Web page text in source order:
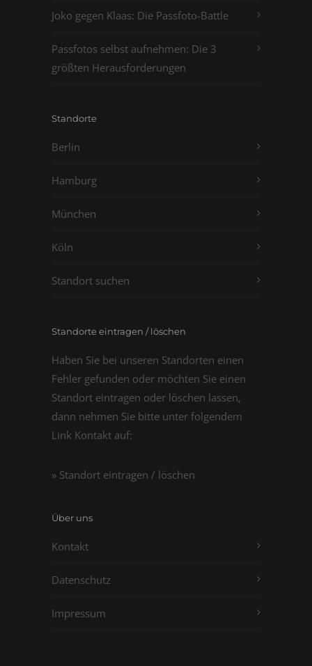
Joko gegen Klaas: Die Passfoto-Battle
Passfotos selbst aufnehmen: Die 3
größten Herausforderungen
Standorte
Berlin
Hamburg
München
Köln
Standort suchen
Standorte eintragen / löschen
Haben Sie bei unseren Standorten einen
Fehler gefunden oder möchten Sie einen
Standort eintragen oder löschen lassen,
dann nehmen Sie bitte unter folgendem
Link Kontakt auf:
» Standort eintragen / löschen
Über uns
Kontakt
Datenschutz
Impressum